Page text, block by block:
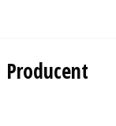
Motorola
Producent